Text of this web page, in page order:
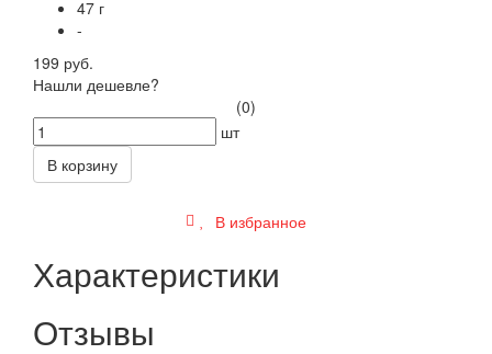
47 г
-
199 руб.
Нашли дешевле?
(0)
шт
В корзину
В избранное
Характеристики
Отзывы